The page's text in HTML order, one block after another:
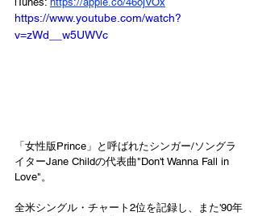
https://www.youtube.com/watch?
v=zWd__w5UWVc
「女性版Prince」と呼ばれたシンガー/ソングラ
イターJane Childの代表曲"Don't Wanna Fall in
Love"。
全米シングル・チャート2位を記録し、また'90年